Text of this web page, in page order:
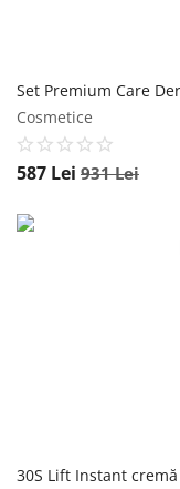
Cosmetice
587 Lei 931Lei